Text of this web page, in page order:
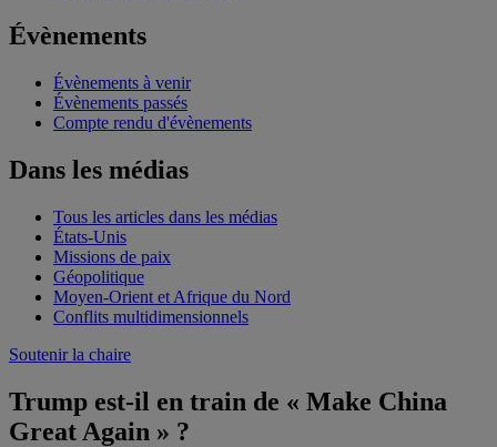
Évènements
Évènements à venir
Évènements passés
Compte rendu d'évènements
Dans les médias
Tous les articles dans les médias
États-Unis
Missions de paix
Géopolitique
Moyen-Orient et Afrique du Nord
Conflits multidimensionnels
Soutenir la chaire
Trump est-il en train de « Make China
Great Again » ?